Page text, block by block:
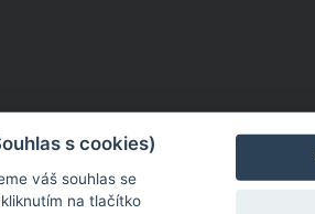
s cookies)
váš souhlas se
na tlačítko